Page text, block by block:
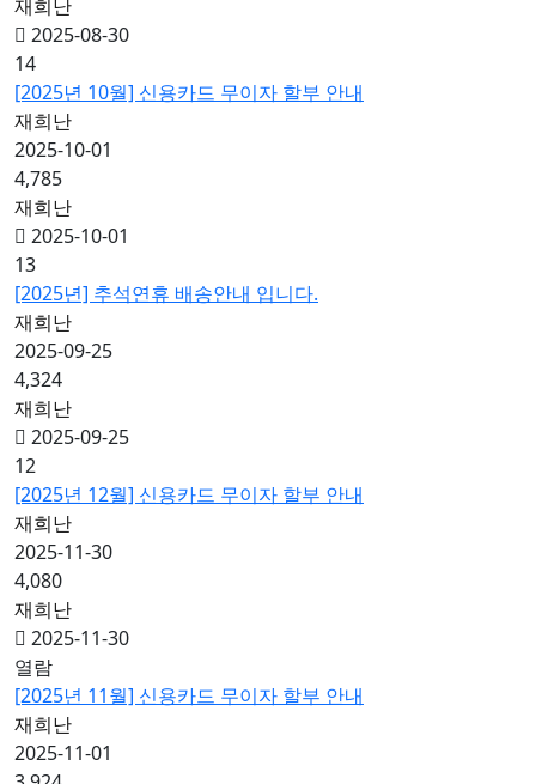
재희난
2025-08-30
14
[2025년 10월] 신용카드 무이자 할부 안내
재희난
2025-10-01
4,785
재희난
2025-10-01
13
[2025년] 추석연휴 배송안내 입니다.
재희난
2025-09-25
4,324
재희난
2025-09-25
12
[2025년 12월] 신용카드 무이자 할부 안내
재희난
2025-11-30
4,080
재희난
2025-11-30
열람
[2025년 11월] 신용카드 무이자 할부 안내
재희난
2025-11-01